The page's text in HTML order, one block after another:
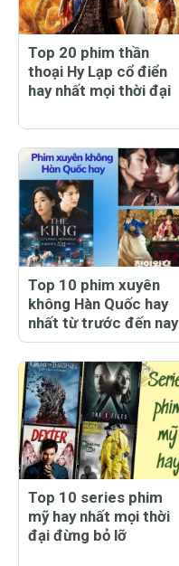
Top 20 phim thần
thoại Hy Lạp cổ điển
hay nhất mọi thời đại
Top 10 phim xuyên
không Hàn Quốc hay
nhất từ trước đến nay
Top 10 series phim
mỹ hay nhất mọi thời
đại đừng bỏ lỡ